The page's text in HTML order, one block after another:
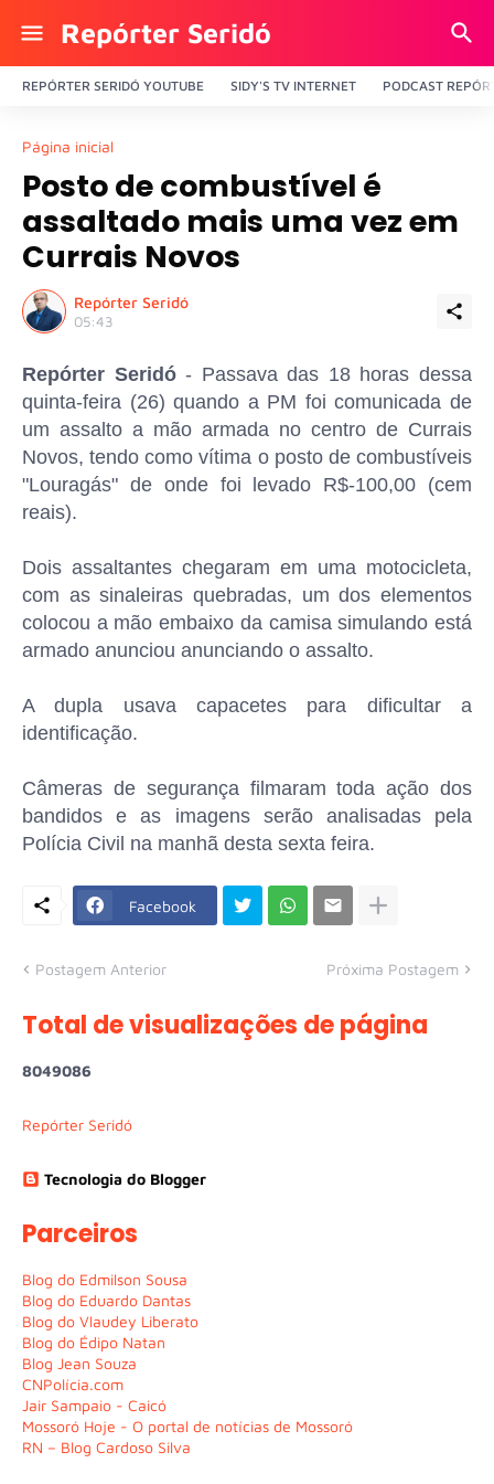
Repórter Seridó
REPÓRTER SERIDÓ YOUTUBE SIDY'S TV INTERNET PODCAST
Página inicial
Posto de combustível é
assaltado mais uma vez em
Currais Novos
Repórter Seridó
05:43
Repórter Seridó- Passava das 18 horas dessa
quinta-feira (26) quando a PM foi comunicada de
um assalto a mão armada no centro de Currais
Novos, tendo como vítima o posto de combustíveis
"Louragás" de onde foi levado R$-100,00 (cem
reais).
Dois assaltantes chegaram em uma motocicleta,
com as sinaleiras quebradas, um dos elementos
colocou a mão embaixo da camisa simulando está
armado anunciou anunciando o assalto.
A dupla usava capacetes para dificultar a
identificação.
Câmeras de segurança filmaram toda ação dos
bandidos e as imagens serão analisadas pela
Polícia Civil na manhã desta sexta feira.
Facebook
Postagem Anterior Próxima Postagem
Total de visualizações de página
8049086
Repórter Seridó
Tecnologia do Blogger
Parceiros
Blog do Edmilson Sousa
Blog do Eduardo Dantas
Blog do Vlaudey Liberato
Blog do Édipo Natan
Blog Jean Souza
CNPolícia.com
Jair Sampaio - Caicó
Mossoró Hoje - O portal de notícias de Mossoró
RN – Blog Cardoso Silva